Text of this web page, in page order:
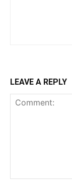
LEAVE A REPLY